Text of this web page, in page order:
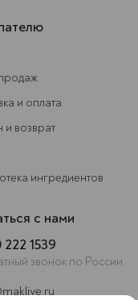
и оплата
возврат
ингредиентов
с нами
1539
звонок по России